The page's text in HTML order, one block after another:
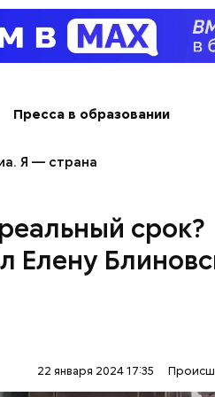
Пресса в образовании
Я — страна
срок?
Елену
22 января 2024 17:35
матери не вызывал
семилетнего пасынка